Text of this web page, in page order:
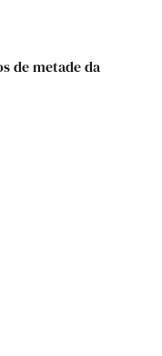
de metade da